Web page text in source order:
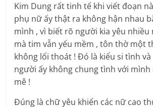
Kim Dung rất tinh tế khi viết đoạn
phụ nữ ấy thật ra không hận nhau
mình , vì biết rõ người kia yêu nhiều
mà tim vẫn yếu mềm , tôn thờ một
không lối thoát ! Đó là kiểu si tình
người ấy không chung tình với mình
mê !
Đúng là chữ yêu khiến các nữ cao